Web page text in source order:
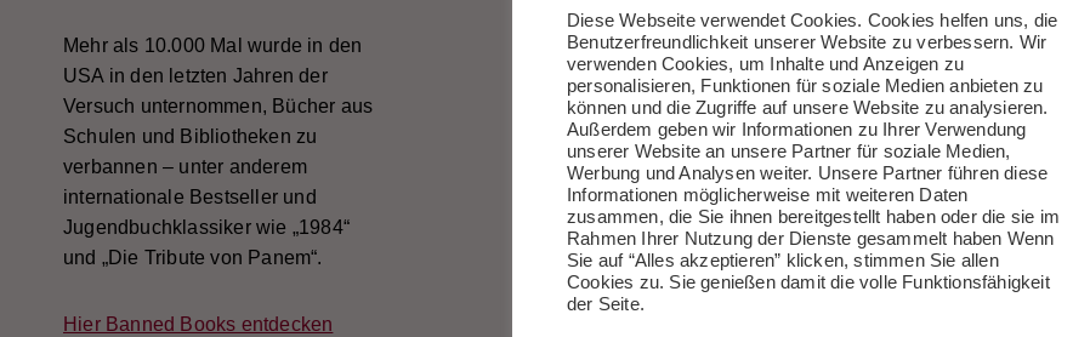
Mehr als 10.000 Mal wurde in den
USA in den letzten Jahren der
Versuch unternommen, Bücher aus
Schulen und Bibliotheken zu
verbannen – unter anderem
internationale Bestseller und
Jugendbuchklassiker wie „1984“
und „Die Tribute von Panem“.
Hier Banned Books entdecken
Diese Webseite verwendet Cookies. Cookies helfen uns, die
Benutzerfreundlichkeit unserer Website zu verbessern. Wir
verwenden Cookies, um Inhalte und Anzeigen zu
personalisieren, Funktionen für soziale Medien anbieten zu
können und die Zugriffe auf unsere Website zu analysieren.
Außerdem geben wir Informationen zu Ihrer Verwendung
unserer Website an unsere Partner für soziale Medien,
Werbung und Analysen weiter. Unsere Partner führen diese
Informationen möglicherweise mit weiteren Daten
zusammen, die Sie ihnen bereitgestellt haben oder die sie im
Rahmen Ihrer Nutzung der Dienste gesammelt haben Wenn
Sie auf “Alles akzeptieren” klicken, stimmen Sie allen
Cookies zu. Sie genießen damit die volle Funktionsfähigkeit
der Seite.